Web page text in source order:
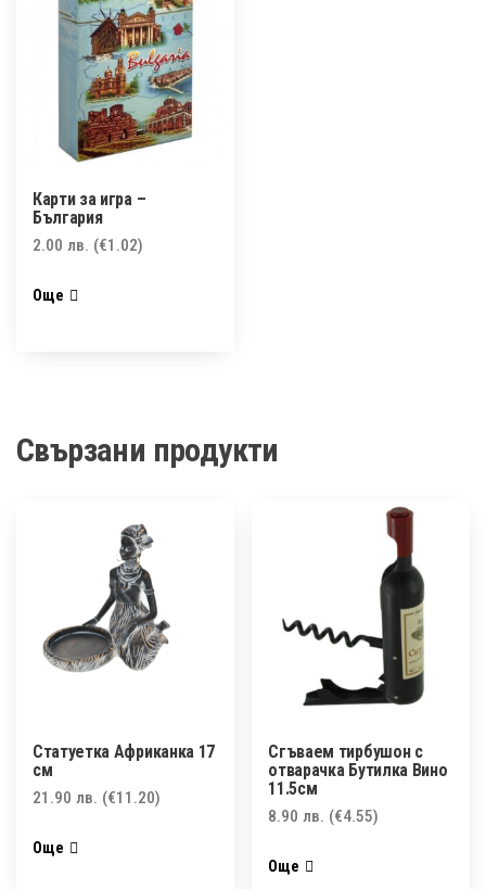
Карти за игра –
България
2.00 лв. (€1.02)
Още
Свързани продукти
Статуетка Африканка 17
см
21.90 лв. (€11.20)
Още
Сгъваем тирбушон с
отварачка Бутилка Вино
11.5см
8.90лв. (€4.55)
Още